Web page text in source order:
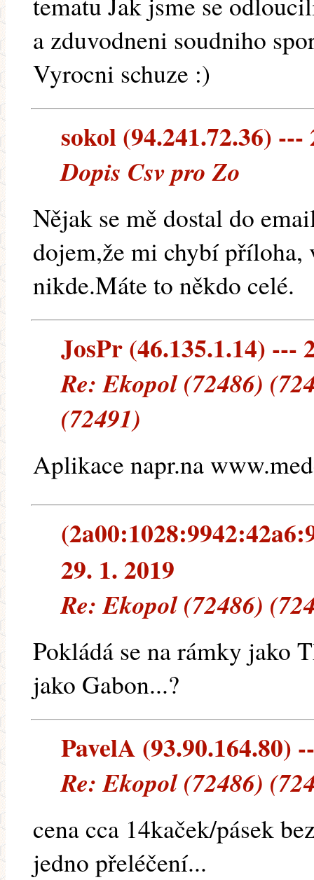
a zduvodneni soudniho
Vyrocni schuze :)
sokol (94.241.72.36) ---
Dopis Csv pro Zo
Nějak se mě dostal do
dojem,že mi chybí příloha,
nikde.Máte to někdo celé.
JosPr (46.135.1.14) ---
Re: Ekopol (72486)
(72491)
Aplikace napr.na
29. 1. 2019
Re: Ekopol (72486)
Pokládá se na rámky jako
jako Gabon...?
PavelA (93.90.164.80)
Re: Ekopol (72486)
cena cca 14kaček/pásek
jedno přeléčení...